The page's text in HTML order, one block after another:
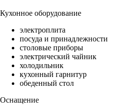
Кухонное оборудование
электроплита
посуда и принадлежности
столовые приборы
электрический чайник
холодильник
кухонный гарнитур
обеденный стол
Оснащение